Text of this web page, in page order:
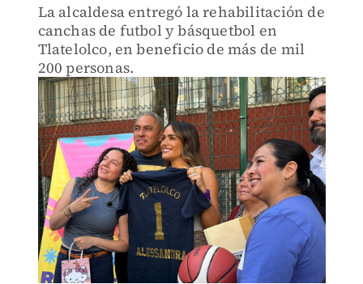
La alcaldesa entregó la rehabilitación de
canchas de futbol y básquetbol en
Tlatelolco, en beneficio de más de mil
200 personas.